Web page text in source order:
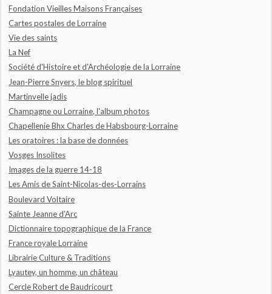
Fondation Vieilles Maisons Françaises
Cartes postales de Lorraine
Vie des saints
La Nef
Société d'Histoire et d'Archéologie de la Lorraine
Jean-Pierre Snyers, le blog spirituel
Martinvelle jadis
Champagne ou Lorraine, l'album photos
Chapellenie Bhx Charles de Habsbourg-Lorraine
Les oratoires : la base de données
Vosges Insolites
Images de la guerre 14-18
Les Amis de Saint-Nicolas-des-Lorrains
Boulevard Voltaire
Sainte Jeanne d'Arc
Dictionnaire topographique de la France
France royale Lorraine
Librairie Culture & Traditions
Lyautey, un homme, un château
Cercle Robert de Baudricourt